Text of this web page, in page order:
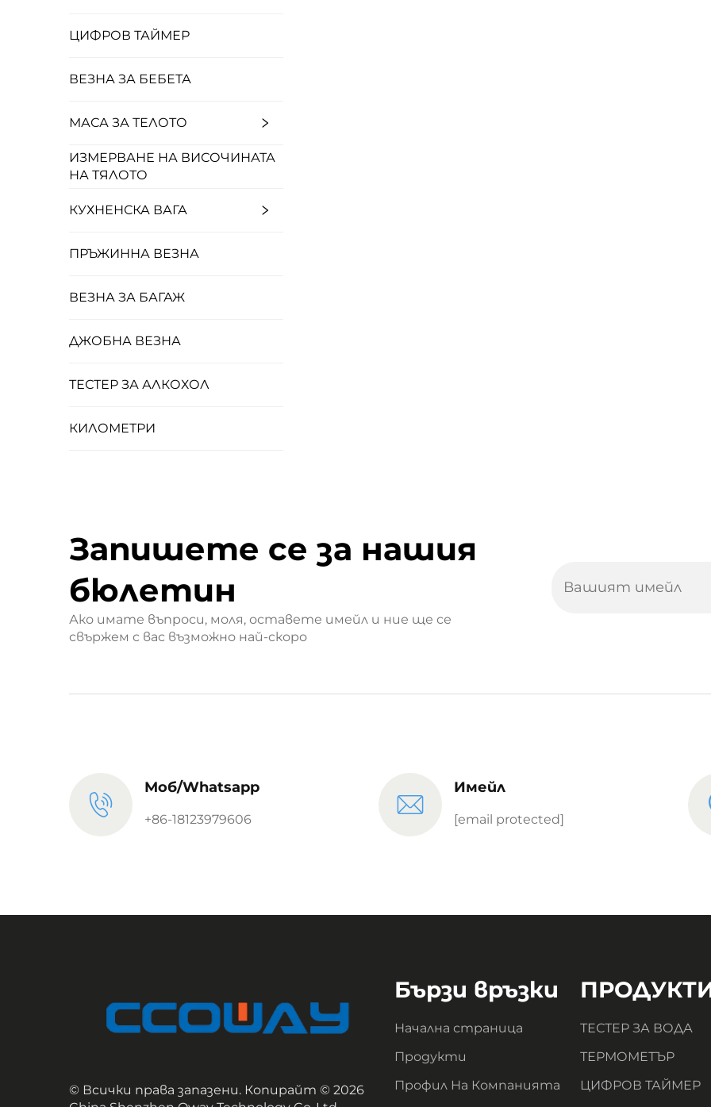
ЦИФРОВ ТАЙМЕР
ВЕЗНА ЗА БЕБЕТА
МАСА ЗА ТЕЛОТО
ИЗМЕРВАНЕ НА ВИСОЧИНАТА
НА ТЯЛОТО
КУХНЕНСКА ВАГА
ПРЪЖИННА ВЕЗНА
ВЕЗНА ЗА БАГАЖ
ДЖОБНА ВЕЗНА
ТЕСТЕР ЗА АЛКОХОЛ
КИЛОМЕТРИ
Запишете се за нашия
бюлетин
Ако имате въпроси, моля, оставете имейл и ние ще се
свържем с вас възможно най-скоро
Моб/Whatsapp
+86-18123979606
Имейл
[email protected]
© Всички права запазени. Копирайт © 2026
Бързи връзки
Начална страница
Продукти
Профил На Компанията
ТЕСТЕР ЗА ВОДА
ТЕРМОМЕТЪР
ЦИФРОВ ТАЙМЕР